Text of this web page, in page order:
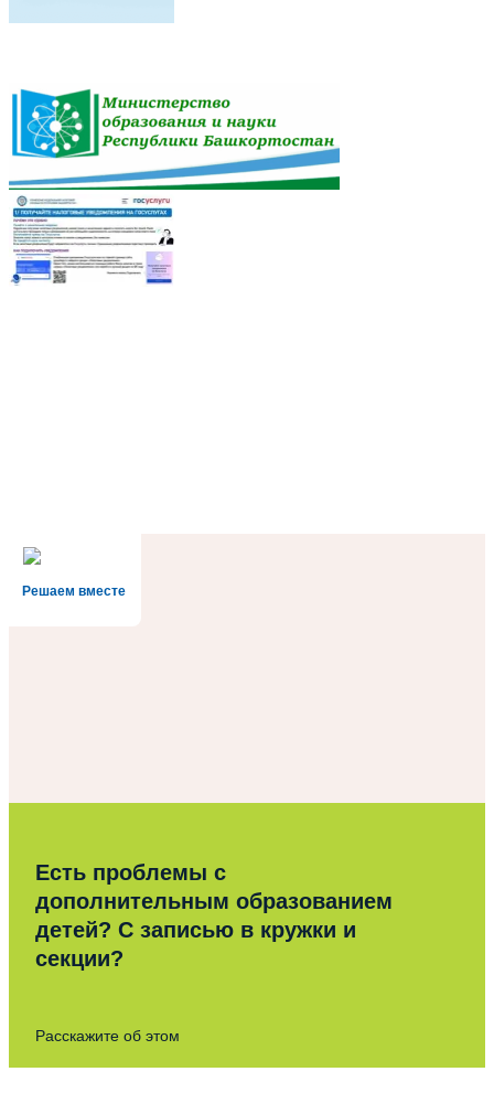
Решаем вместе
Есть проблемы с
дополнительным образованием
детей? С записью в кружки и
секции?
Расскажите об этом